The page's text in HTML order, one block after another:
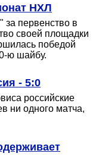
НХЛ
за первенство в
своей площадки
победой
ю шайбу.
- 5:0
российские
ни одного матча,